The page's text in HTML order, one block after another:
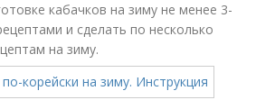
кабачков на зиму не менее 3-
и сделать по несколько
на зиму.